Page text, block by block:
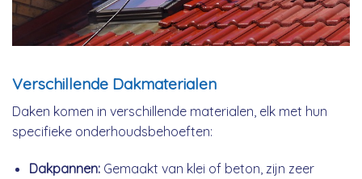
Verschillende Dakmaterialen
Daken komen in verschillende materialen, elk met hun
specifieke onderhoudsbehoeften:
Dakpannen:Gemaakt van klei of beton, zijn zeer